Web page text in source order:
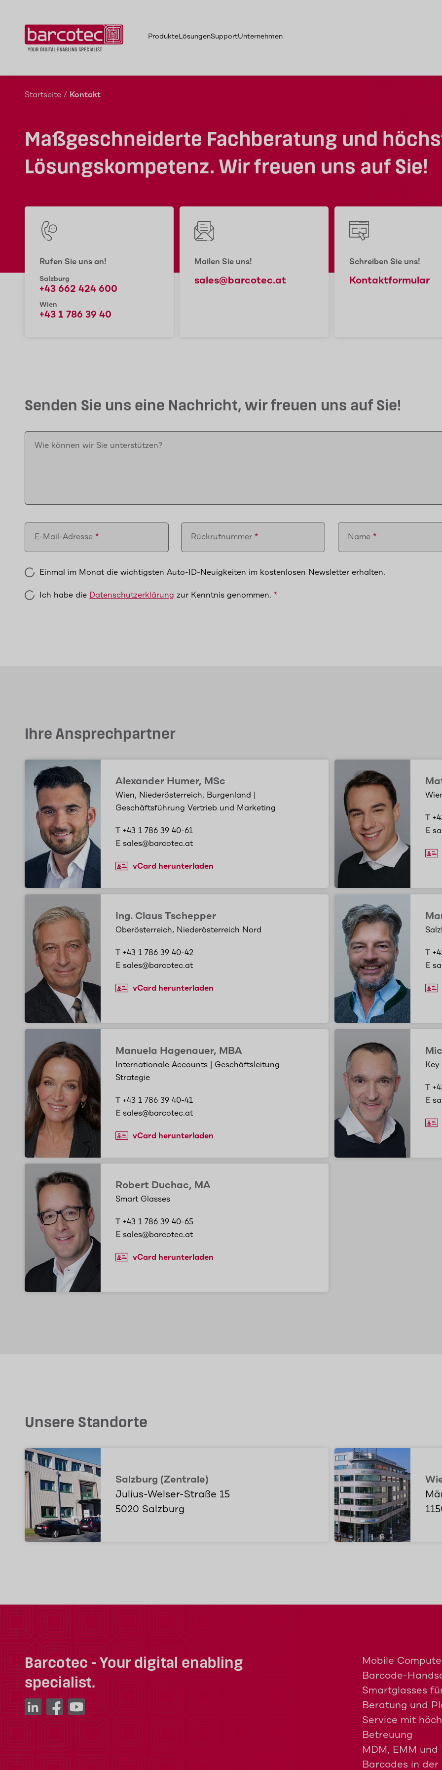
ProdukteLösungenSupportUnternehmen
Startseite / Kontakt
Maßgeschneiderte Fachberatung und
Lösungskompetenz. Wir freuen uns auf Sie!
Rufen Sie uns an!
Salzburg
+43 662 424 600
Wien
+43 1 786 39 40
Mailen Sie uns!
sales@barcotec.at
Schreiben Sie uns!
Kontaktformular
Senden Sie uns eine Nachricht, wir freuen uns auf Sie!
Wie können wir Sie unterstützen?
E-Mail-Adresse Rückrufnummer Name
Einmal im Monat die wichtigsten Auto-ID-Neuigkeiten im kostenlosen Newsletter erhalten.
Ich habe die Datenschutzerklärung zur Kenntnis genommen.
Ihre Ansprechpartner
Alexander Humer, MSc
Wien, Niederösterreich, Burgenland |
Geschäftsführung Vertrieb und Marketing
T +43 1 786 39 40-61
E sales@barcotec.at
vCard herunterladen
T
E
Ing. Claus Tschepper
Oberösterreich, Niederösterreich Nord
T +43 1 786 39 40-42
E sales@barcotec.at
vCard herunterladen
T
E
Manuela Hagenauer, MBA
Internationale Accounts | Geschäftsleitung
Strategie
T +43 1 786 39 40-41
E sales@barcotec.at
vCard herunterladen
T
E
Robert Duchac, MA
Smart Glasses
T +43 1 786 39 40-65
E sales@barcotec.at
vCard herunterladen
Unsere Standorte
Salzburg (Zentrale)
Julius-Welser-Straße 15
5020 Salzburg
Barcotec - Your digital enabling
specialist.
Mobile
Barcode-
Smartglasses
Beratung und
Service mit
Betreuung
MDM, EMM
Barcodes in